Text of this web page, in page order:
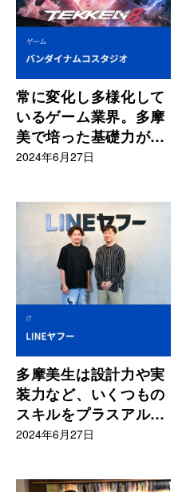
常に変化し多様化して
いるゲーム業界。多摩
美で培った基礎力が強
みとなる
2024年6月27日
多摩美生は設計力や実
装力など、いくつもの
スキルをプラスアルフ
ァで持っている
2024年6月27日